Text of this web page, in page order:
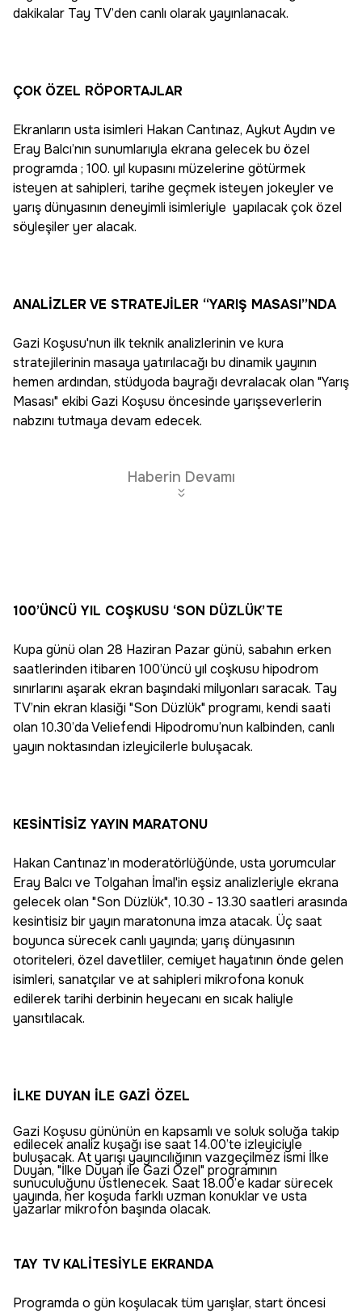
dakikalar Tay TV’den canlı olarak yayınlanacak.
ÇOK ÖZEL RÖPORTAJLAR
Ekranların usta isimleri Hakan Cantınaz, Aykut Aydın ve
Eray Balcı’nın sunumlarıyla ekrana gelecek bu özel
programda ; 100. yıl kupasını müzelerine götürmek
isteyen at sahipleri, tarihe geçmek isteyen jokeyler ve
yarış dünyasının deneyimli isimleriyle yapılacak çok özel
söyleşiler yer alacak.
ANALİZLER VE STRATEJİLER “YARIŞ MASASI”NDA
Gazi Koşusu'nun ilk teknik analizlerinin ve kura
stratejilerinin masaya yatırılacağı bu dinamik yayının
hemen ardından, stüdyoda bayrağı devralacak olan "Yarış
Masası" ekibi Gazi Koşusu öncesinde yarışseverlerin
nabzını tutmaya devam edecek.
Haberin Devamı
100’ÜNCÜ YIL COŞKUSU ‘SON DÜZLÜK’TE
Kupa günü olan 28 Haziran Pazar günü, sabahın erken
saatlerinden itibaren 100’üncü yıl coşkusu hipodrom
sınırlarını aşarak ekran başındaki milyonları saracak. Tay
TV’nin ekran klasiği "Son Düzlük" programı, kendi saati
olan 10.30’da Veliefendi Hipodromu’nun kalbinden, canlı
yayın noktasından izleyicilerle buluşacak.
KESİNTİSİZ YAYIN MARATONU
Hakan Cantınaz’ın moderatörlüğünde, usta yorumcular
Eray Balcı ve Tolgahan İmal'in eşsiz analizleriyle ekrana
gelecek olan "Son Düzlük", 10.30 - 13.30 saatleri arasında
kesintisiz bir yayın maratonuna imza atacak. Üç saat
boyunca sürecek canlı yayında; yarış dünyasının
otoriteleri, özel davetliler, cemiyet hayatının önde gelen
isimleri, sanatçılar ve at sahipleri mikrofona konuk
edilerek tarihi derbinin heyecanı en sıcak haliyle
yansıtılacak.
İLKE DUYAN İLE GAZİ ÖZEL
Gazi Koşusu gününün en kapsamlı ve soluk soluğa takip
edilecek analiz kuşağı ise saat 14.00’te izleyiciyle
buluşacak. At yarışı yayıncılığının vazgeçilmez ismi İlke
Duyan, "İlke Duyan ile Gazi Özel" programının
sunuculuğunu üstlenecek. Saat 18.00’e kadar sürecek
yayında, her koşuda farklı uzman konuklar ve usta
yazarlar mikrofon başında olacak.
TAY TV KALİTESİYLE EKRANDA
Programda o gün koşulacak tüm yarışlar, start öncesi